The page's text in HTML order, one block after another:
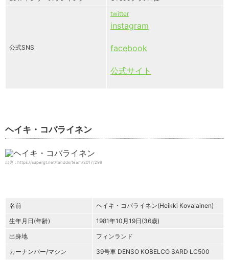
公式SNS
twitter
instagram
facebook
公式サイト
ヘイキ・コバライネン
出典：https://supergt.net/tandds/team/2017/298
名前
ヘイキ・コバライネン(Heikki Kovalainen)
生年月日(年齢)
1981年10月19日(36歳)
出身地
フィンランド
カーナンバー/マシン
39号車 DENSO KOBELCO SARD LC500